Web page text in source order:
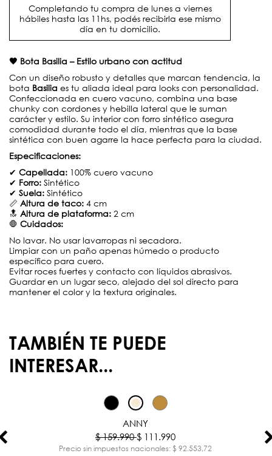
Completando tu compra de lunes a viernes
hábiles hasta las 11hs, podés recibirla ese mismo
día en tu domicilio.
🖤 Bota Basilia – Estilo urbano con actitud
Con un diseño robusto y detalles que marcan tendencia, la
bota Basilia es tu aliada ideal para looks con personalidad.
Confeccionada en cuero vacuno, combina una base
chunky con cordones y hebilla lateral que le suman
carácter y estilo. Su interior con forro sintético asegura
comodidad durante todo el día, mientras que la base
sintética con buen agarre la hace perfecta para la ciudad.
Especificaciones:
✔ Capellada: 100% cuero vacuno
✔ Forro: Sintético
✔ Suela: Sintético
📏 Altura de taco: 4 cm
🔝 Altura de plataforma: 2 cm
🛑 Cuidados:
No lavar. No usar lavarropas ni secadora.
Limpiar con un paño apenas húmedo o producto
específico para cuero.
Evitar roces fuertes y contacto con líquidos abrasivos.
Guardar en un lugar seco, alejado del sol directo para
mantener el color y la textura originales.
TAMBIÉN TE PUEDE
INTERESAR...
ANNY
$ 159.990$ 111.990
Precio sin impuestos nacionales: $ 92.553,72